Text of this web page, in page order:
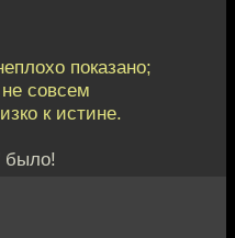
показано;
совсем
к истине.
было!